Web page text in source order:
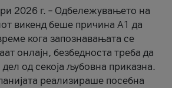
2026 г. – Одбележувањето на
викенд беше причина А1 да
кога запознавањата се
онлајн, безбедноста треба да
од секоја љубовна приказна.
реализираше посебна